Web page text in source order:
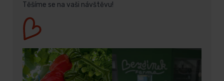
Těšíme se na vaši návštěvu!